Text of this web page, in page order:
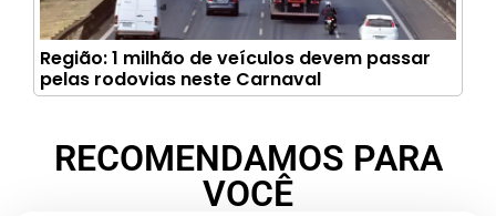
Região: 1 milhão de veículos devem passar
pelas rodovias neste Carnaval
RECOMENDAMOS PARA
VOCÊ